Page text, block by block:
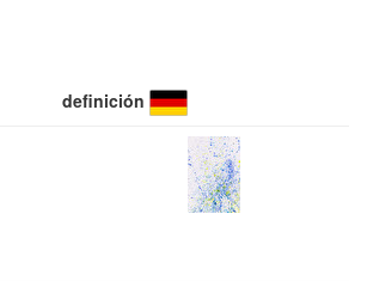
definición